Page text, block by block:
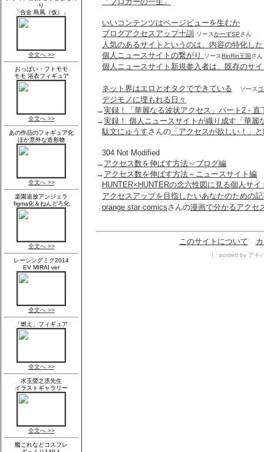
いいコンテンツはページビューを生むか
ブログアクセスアップ十訓
ソースかーずSPさん
人気のあるサイトというのは、内容の特化し
個人ニュースサイトの繋がり
ソースRinRin王国 さん
個人ニュースサイト新規参入者は、既存のサ
ネット界はエロとオタクでできている ソース
デジモノに埋もれる日々
→実録！「華麗なる波状アクセス」パート2 - 直
→実録！ 個人ニュースサイトが織り成す「華麗
駄文にゅうすさんの 「アクセスが欲しい！」
304 Not Modified
→ アクセス数を伸ばす方法～ブログ編
→ アクセス数を伸ばす方法～ニュースサイト編
HUNTER×HUNTERの念六性図に見る個人サイ
アクセスアップを目指したいあなたのための
orange star comicsさんの漫画で分かるアクセ
このサイトについて
| posted by アキバ